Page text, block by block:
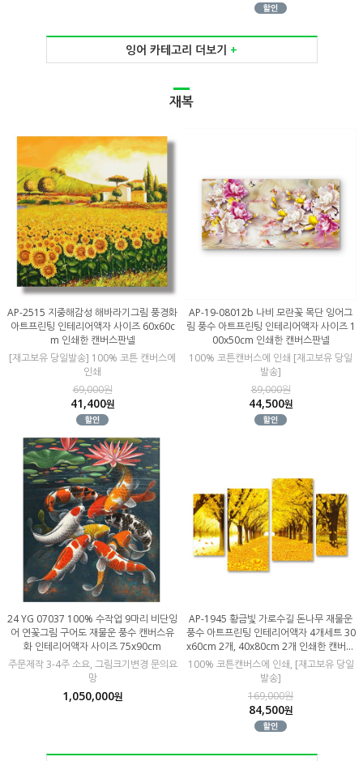
잉어 카테고리 더보기 +
재복
AP-2515 지중해감성 해바라기그림 풍경화
아트프린팅 인테리어액자 사이즈 60x60c
m 인쇄한 캔버스판넬
[재고보유 당일발송] 100% 코튼 캔버스에
인쇄
69,000원
41,400원
AP-19-08012b 나비 모란꽃 목단 잉어그
림 풍수 아트프린팅 인테리어액자 사이즈 1
00x50cm 인쇄한 캔버스판넬
100% 코튼캔버스에 인쇄 [재고보유 당일
발송]
89,000원
44,500원
24 YG 07037 100% 수작업 9마리 비단잉
어 연꽃그림 구어도 재물운 풍수 캔버스유
화 인테리어액자 사이즈 75x90cm
주문제작 3-4주 소요, 그림크기변경 문의요
망
1,050,000원
AP-1945 황금빛 가로수길 돈나무 재물운
풍수 아트프린팅 인테리어액자 4개세트 30
x60cm 2개, 40x80cm 2개 인쇄한 캔버스
판넬
100% 코튼캔버스에 인쇄, [재고보유 당일
발송]
169,000원
84,500원